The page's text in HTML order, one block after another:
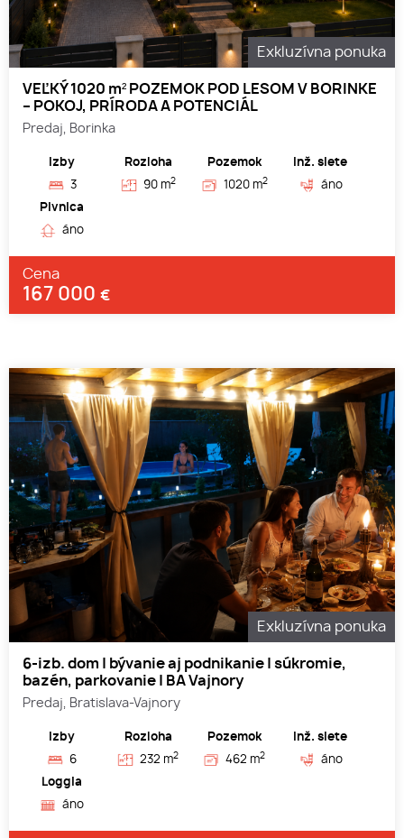
Exkluzívna ponuka
VEĽKÝ 1020 m² POZEMOK POD LESOM V BORINKE
– POKOJ, PRÍRODA A POTENCIÁL
Predaj, Borinka
Izby
3
Rozloha
90 m2
Pozemok
1020 m2
Inž. siete
áno
Pivnica
áno
Cena
167 000 €
Exkluzívna ponuka
6-izb. dom | bývanie aj podnikanie | súkromie,
bazén, parkovanie | BA Vajnory
Predaj, Bratislava-Vajnory
Izby
6
Rozloha
232 m2
Pozemok
462 m2
Inž. siete
áno
Loggia
áno